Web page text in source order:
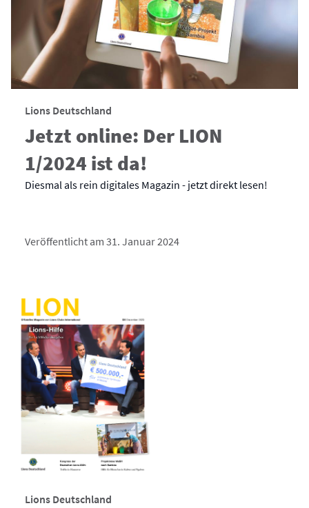
Lions Deutschland
Jetzt online: Der LION
1/2024 ist da!
Diesmal als rein digitales Magazin - jetzt direkt lesen!
Veröffentlicht am 31. Januar 2024
Lions Deutschland